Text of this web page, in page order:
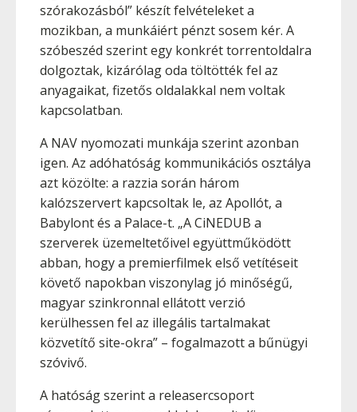
szórakozásból” készít felvételeket a
mozikban, a munkáiért pénzt sosem kér. A
szóbeszéd szerint egy konkrét torrentoldalra
dolgoztak, kizárólag oda töltötték fel az
anyagaikat, fizetős oldalakkal nem voltak
kapcsolatban.
A NAV nyomozati munkája szerint azonban
igen. Az adóhatóság kommunikációs osztálya
azt közölte: a razzia során három
kalózszervert kapcsoltak le, az Apollót, a
Babylont és a Palace-t. „A CiNEDUB a
szerverek üzemeltetőivel együttműködött
abban, hogy a premierfilmek első vetítéseit
követő napokban viszonylag jó minőségű,
magyar szinkronnal ellátott verzió
kerülhessen fel az illegális tartalmakat
közvetítő site-okra” – fogalmazott a bűnügyi
szóvivő.
A hatóság szerint a releasercsoport